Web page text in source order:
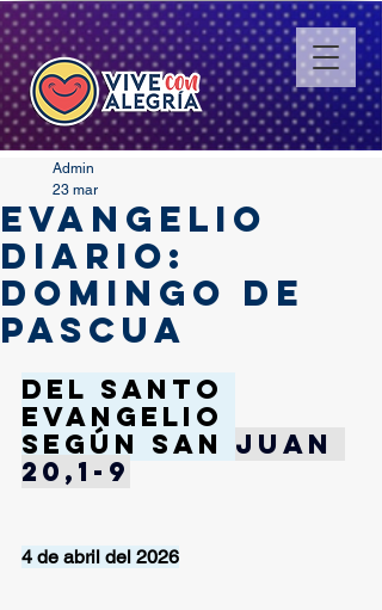
EVANGELIO
DIARIO:
DOMINGO DE
PASCUA
Admin
23 mar
Del santo
Evangelio
según san Juan
20,1-9
4 de abril del 2026